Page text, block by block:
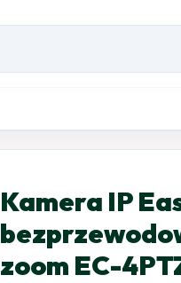
Kamera IP
zoom EC-